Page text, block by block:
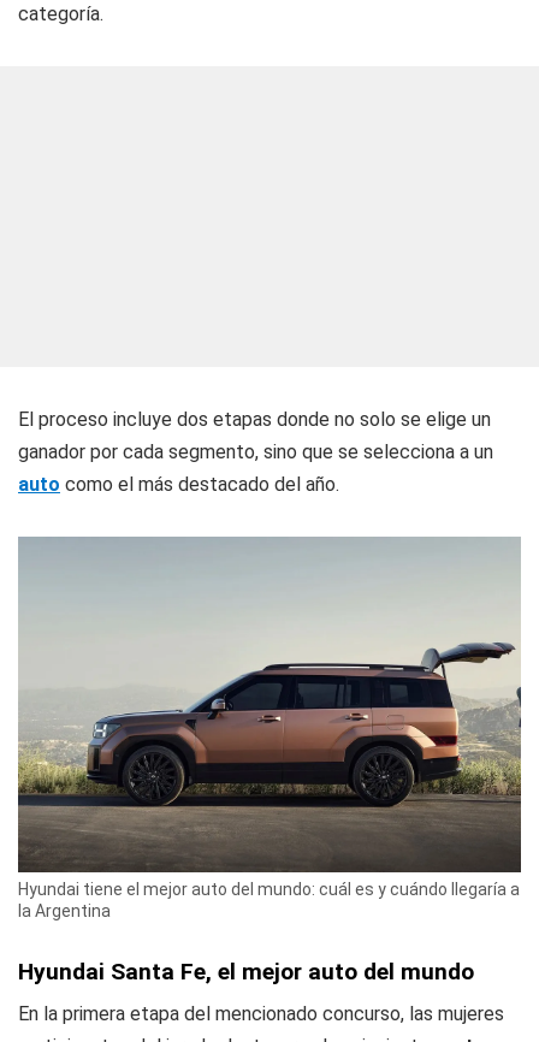
categoría.
El proceso incluye dos etapas donde no solo se elige un
ganador por cada segmento, sino que se selecciona a un
auto como el más destacado del año.
Hyundai tiene el mejor auto del mundo: cuál es y cuándo llegaría a
la Argentina
Hyundai Santa Fe, el mejor auto del mundo
En la primera etapa del mencionado concurso, las mujeres